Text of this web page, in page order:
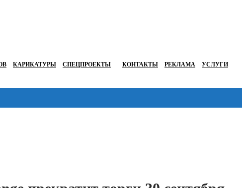
КАРИКАТУРЫ СПЕЦПРОЕКТЫ КОНТАКТЫ РЕКЛАМА УСЛУГИ